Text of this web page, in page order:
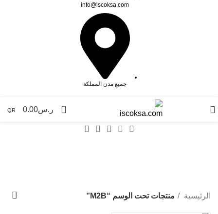
info@iscoksa.com
جميع مدن المملكة
0 ر.س0.00
QR
Categories
الرئيسية منتجات تحت الوسم “M2B”